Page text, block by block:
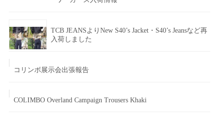
TCB JEANSよりNew S40’s Jacket・S40’s Jeansなど再
入荷しました
コリンボ展示会出張報告
COLIMBO Overland Campaign Trousers Khaki